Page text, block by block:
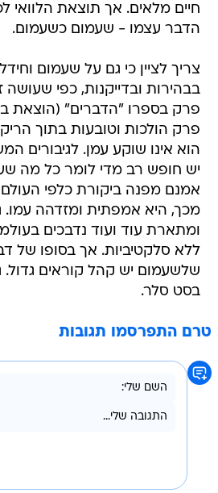
חיים מלאים. אך תוצאת הלוואי
הדבר עצמו - שעמום כשעמום.
צריך לציין כי גם על שעמום
בבהירות ובדייקנות, כפי
פרק בספרו "הדברים" (הוצאת
פרק הולכות וטובעות בתוך
הוא אינו שוקע עמן. לגיבורים
יש חופש רב מדי לומר כל מה
אמנם מפנה ביקורת כלפי
מכך, היא אמפתית ומזדהה עמו.
ומתארת עוד ועוד נדבכים
ללא סלקטיביות. אך בסופו של
שלשעמום יש קהל קוראים
בסט סלר.
טרם התפרסמו תגובות